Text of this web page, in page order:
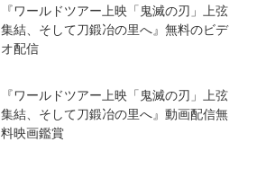
『ワールドツアー上映「鬼滅の刃」上弦
集結、そして刀鍛冶の里へ』無料のビデ
オ配信
『ワールドツアー上映「鬼滅の刃」上弦
集結、そして刀鍛冶の里へ』動画配信無
料映画鑑賞